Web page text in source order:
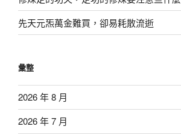
先天元炁萬金難買，卻易耗散流逝
彙整
2026 年 8 月
2026 年 7 月